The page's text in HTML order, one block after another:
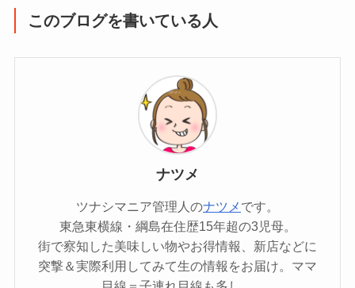
このブログを書いている人
ナツメ
ツナシマニア管理人のナツメ です。
東急東横線・綱島在住歴15年超の3児母。
街で察知した美味しい物やお得情報、新店などに
突撃＆実際利用してみて生の情報をお届け。ママ